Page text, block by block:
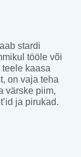
stardi
tööle või
kaasa
on vaja teha
värske piim,
ja pirukad.